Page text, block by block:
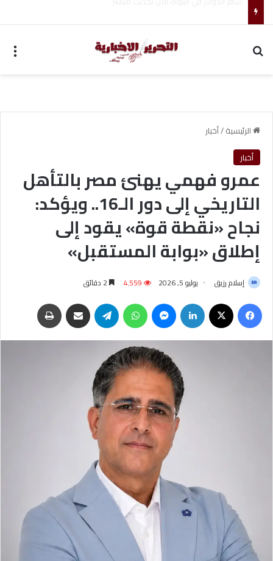
الرئيسية/أخبار
أخبار
عمرو فهمي يهنئ مصر بالتأهل
التاريخي إلى دور الـ16.. ويؤكد:
نجاح «نقطة قوة» يقود إلى
إطلاق «بوابة المستقبل»
إسلام رزيق يوليو 5, 2026 4٬559